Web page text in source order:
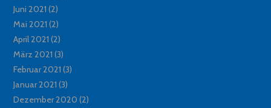
Juni 2021 (2)
Mai 2021 (2)
April 2021 (2)
März 2021 (3)
Februar 2021 (3)
Januar 2021 (3)
Dezember 2020 (2)